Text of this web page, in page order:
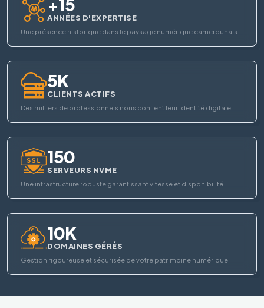
ANNÉES D'EXPERTISE
Une présence historique dans le paysage numérique camerounais.
5K
CLIENTS ACTIFS
Des milliers de professionnels nous confient leur identité digitale.
150
SERVEURS NVME
Une infrastructure robuste garantissant vitesse et disponibilité.
10K
DOMAINES GÉRÉS
Gestion rigoureuse et sécurisée de votre patrimoine numérique.